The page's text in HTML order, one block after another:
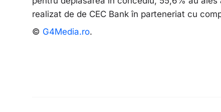
realizat de de CEC Bank în parteneriat cu
© G4Media.ro.